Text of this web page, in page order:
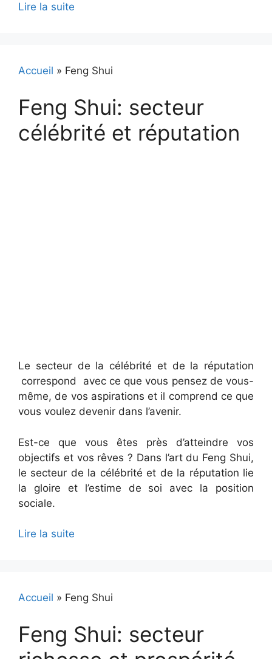
Lire la suite
Accueil » Feng Shui
Feng Shui: secteur
célébrité et réputation
Le secteur de la célébrité et de la réputation
correspond avec ce que vous pensez de vous-
même, de vos aspirations et il comprend ce que
vous voulez devenir dans l’avenir.
Est-ce que vous êtes près d’atteindre vos
objectifs et vos rêves ? Dans l’art du Feng Shui,
le secteur de la célébrité et de la réputation lie
la gloire et l’estime de soi avec la position
sociale.
Lire la suite
Accueil » Feng Shui
Feng Shui: secteur